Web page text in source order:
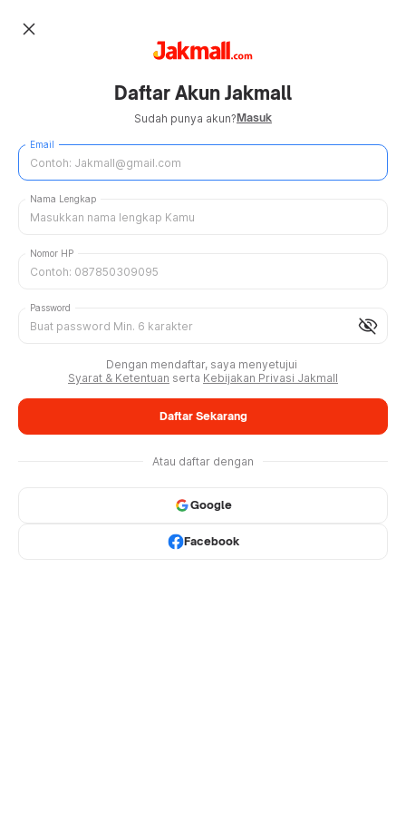
close
Daftar Akun Jakmall
Sudah punya akun?Masuk
Email
Nama Lengkap
Nomor HP
visibility_off
Password
Dengan mendaftar, saya menyetujui
Syarat & Ketentuan serta Kebijakan Privasi Jakmall
Daftar Sekarang
Atau daftar dengan
Google
Facebook